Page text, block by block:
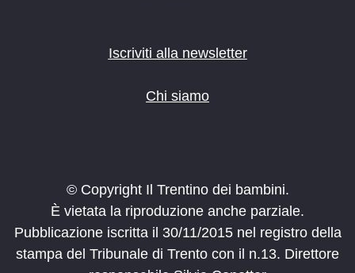
Iscriviti alla newsletter
Chi siamo
© Copyright Il Trentino dei bambini.
È vietata la riproduzione anche parziale.
Pubblicazione iscritta il 30/11/2015 nel registro della
stampa del Tribunale di Trento con il n.13. Direttore